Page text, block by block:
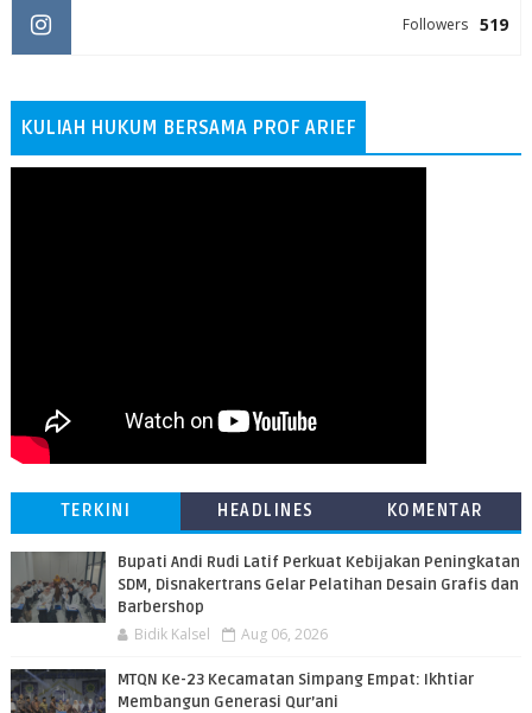
519
Followers
KULIAH HUKUM BERSAMA PROF ARIEF
TERKINI HEADLINES KOMENTAR
Bupati Andi Rudi Latif Perkuat Kebijakan Peningkatan
SDM, Disnakertrans Gelar Pelatihan Desain Grafis dan
Barbershop
Bidik Kalsel Aug 06, 2026
MTQN Ke-23 Kecamatan Simpang Empat: Ikhtiar
Membangun Generasi Qur’ani